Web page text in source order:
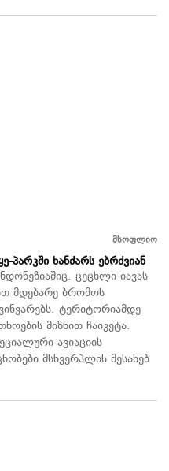
მსოფლიო
პარკში ხანძარს ებრძვიან
ცეცხლი იავას
მდებარე ბრომოს
ტერიტორიამდე
მიზნით ჩაიკეტა.
ავიაციის
მსხვერპლის შესახებ